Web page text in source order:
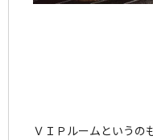
ＶＩＰルームというの